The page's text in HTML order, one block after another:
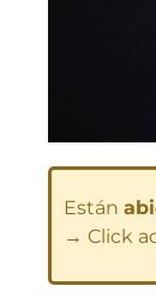
Están
→ Click